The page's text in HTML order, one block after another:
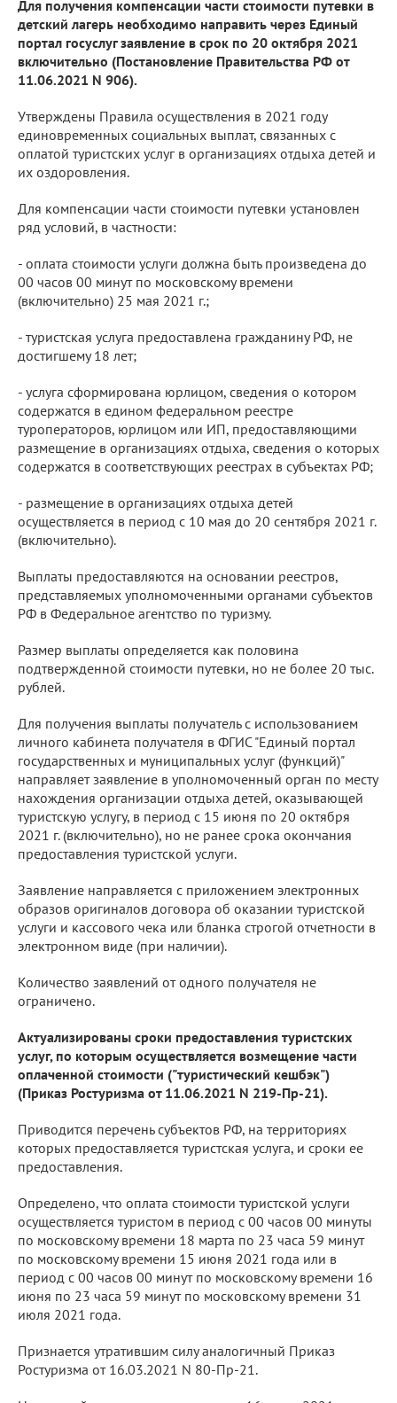
Для получения компенсации части стоимости путевки в
детский лагерь необходимо направить через Единый
портал госуслуг заявление в срок по 20 октября 2021
включительно (Постановление Правительства РФ от
11.06.2021 N 906).
Утверждены Правила осуществления в 2021 году
единовременных социальных выплат, связанных с
оплатой туристских услуг в организациях отдыха детей и
их оздоровления.
Для компенсации части стоимости путевки установлен
ряд условий, в частности:
- оплата стоимости услуги должна быть произведена до
00 часов 00 минут по московскому времени
(включительно) 25 мая 2021 г.;
- туристская услуга предоставлена гражданину РФ, не
достигшему 18 лет;
- услуга сформирована юрлицом, сведения о котором
содержатся в едином федеральном реестре
туроператоров, юрлицом или ИП, предоставляющими
размещение в организациях отдыха, сведения о которых
содержатся в соответствующих реестрах в субъектах РФ;
- размещение в организациях отдыха детей
осуществляется в период с 10 мая до 20 сентября 2021 г.
(включительно).
Выплаты предоставляются на основании реестров,
представляемых уполномоченными органами субъектов
РФ в Федеральное агентство по туризму.
Размер выплаты определяется как половина
подтвержденной стоимости путевки, но не более 20 тыс.
рублей.
Для получения выплаты получатель с использованием
личного кабинета получателя в ФГИС "Единый портал
государственных и муниципальных услуг (функций)"
направляет заявление в уполномоченный орган по месту
нахождения организации отдыха детей, оказывающей
туристскую услугу, в период с 15 июня по 20 октября
2021 г. (включительно), но не ранее срока окончания
предоставления туристской услуги.
Заявление направляется с приложением электронных
образов оригиналов договора об оказании туристской
услуги и кассового чека или бланка строгой отчетности в
электронном виде (при наличии).
Количество заявлений от одного получателя не
ограничено.
Актуализированы сроки предоставления туристских
услуг, по которым осуществляется возмещение части
оплаченной стоимости ("туристический кешбэк")
(Приказ Ростуризма от 11.06.2021 N 219-Пр-21).
Приводится перечень субъектов РФ, на территориях
которых предоставляется туристская услуга, и сроки ее
предоставления.
Определено, что оплата стоимости туристской услуги
осуществляется туристом в период с 00 часов 00 минуты
по московскому времени 18 марта по 23 часа 59 минут
по московскому времени 15 июня 2021 года или в
период с 00 часов 00 минут по московскому времени 16
июня по 23 часа 59 минут по московскому времени 31
июля 2021 года.
Признается утратившим силу аналогичный Приказ
Ростуризма от 16.03.2021 N 80-Пр-21.